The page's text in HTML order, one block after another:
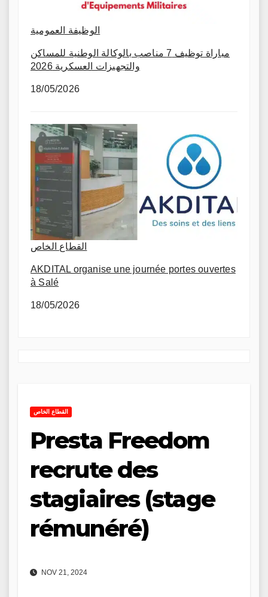
الوظيفة العمومية
مباراة توظيف 7 مناصب بالوكالة الوطنية للمساكن
والتجهيزات العسكرية 2026
18/05/2026
القطاع الخاص
AKDITAL organise une journée portes ouvertes
à Salé
18/05/2026
القطاع الخاص
Presta Freedom
recrute des
stagiaires (stage
rémunéré)
NOV 21, 2024